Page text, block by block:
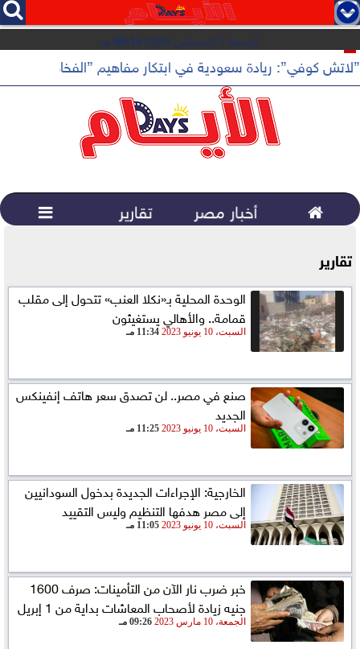
   
الجمعة 7 أغسطس 2026 06:14 مـ
”لاتش كوفي”: ريادة سعودية في ابتكار مفاهيم ”الفخامة
 أخبار مصر تقارير 
تقارير
الوحدة المحلية بـ«نكلا العنب» تتحول إلى مقلب
قمامة.. والأهالي يستغيثون
السبت، 10 يونيو 2023 11:34 مـ
صنع في مصر.. لن تصدق سعر هاتف إنفينكس
الجديد
السبت، 10 يونيو 2023 11:25 مـ
الخارجية: الإجراءات الجديدة بدخول السودانيين
إلى مصر هدفها التنظيم وليس التقييد
السبت، 10 يونيو 2023 11:05 مـ
خبر ضرب نار الآن من التأمينات: صرف 1600
جنيه زيادة لأصحاب المعاشات بداية من 1 إبريل
الجمعة، 10 مارس 2023 09:26 مـ